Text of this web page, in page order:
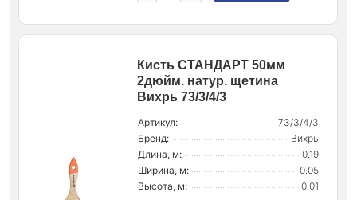
Кисть СТАНДАРТ 50мм
2дюйм. натур. щетина
Вихрь 73/3/4/3
Артикул:
73/3/4/3
Бренд:
Вихрь
Длина, м:
0.19
Ширина, м:
0.05
Высота, м:
0.01